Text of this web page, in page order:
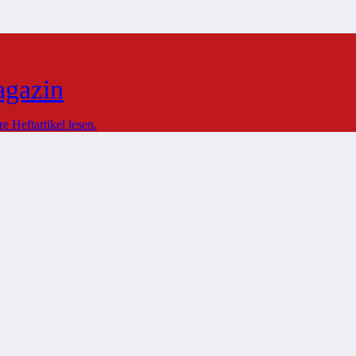
Heftartikel lesen.